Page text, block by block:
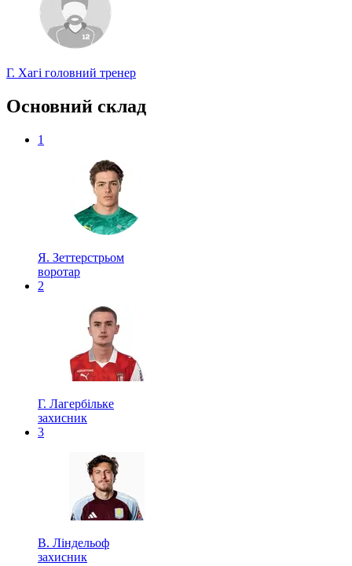
Г. Хагі головний тренер
Основний склад
1
Я. Зеттерстрьом
воротар
2
Г. Лагербільке
захисник
3
В. Ліндельоф
захисник